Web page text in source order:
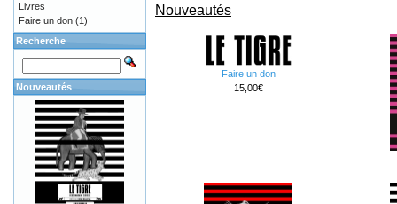
Nouveautés
Faire un don
15,00€
Livres
Faire un don (1)
Recherche
Nouveautés